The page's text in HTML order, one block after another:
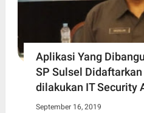
Aplikasi Yang
SP Sulsel
dilakukan IT Security
September 16, 2019